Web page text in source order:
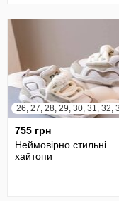
755 грн
Неймовірно стильні
хайтопи